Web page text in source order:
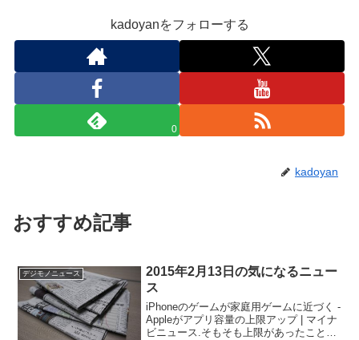
kadoyanをフォローする
0
kadoyan
おすすめ記事
デジモノニュース
2015年2月13日の気になるニュー
ス
iPhoneのゲームが家庭用ゲームに近づく -
Appleがアプリ容量の上限アップ | マイナ
ビニュース.そもそも上限があったことを